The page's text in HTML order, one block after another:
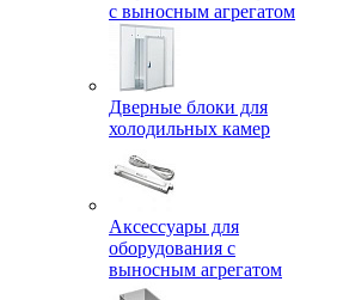
с выносным агрегатом
Дверные блоки для
холодильных камер
Аксессуары для
оборудования с
выносным агрегатом